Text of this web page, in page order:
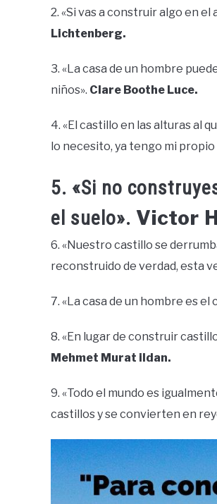
2. «Si vas a construir algo en
Lichtenberg.
3. «La casa de un hombre
niños». Clare Boothe Luce.
4. «El castillo en las alturas al
lo necesito, ya tengo mi propio
5. «Si no
el suelo». Victor
6. «Nuestro castillo se
reconstruido de verdad, esta
7. «La casa de un hombre es el
8. «En lugar de construir
Mehmet Murat ildan.
9. «Todo el mundo es
castillos y se convierten en